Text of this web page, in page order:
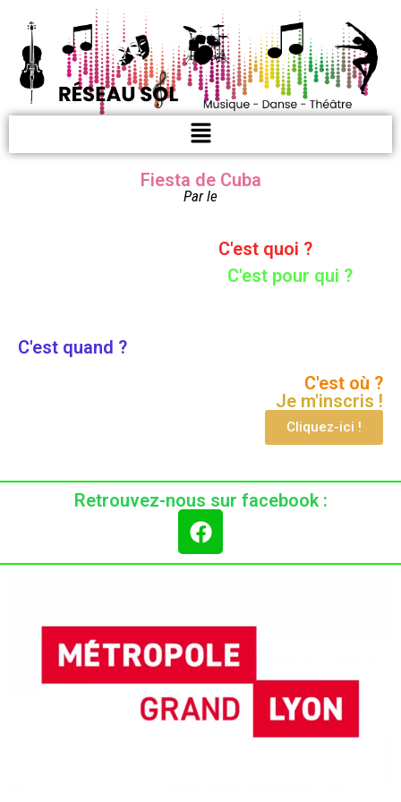
Fiesta de Cuba
Par le
C'est quoi ?
C'est pour qui ?
C'est quand ?
C'est où ?
Je m'inscris !
Cliquez-ici !
Retrouvez-nous sur facebook :